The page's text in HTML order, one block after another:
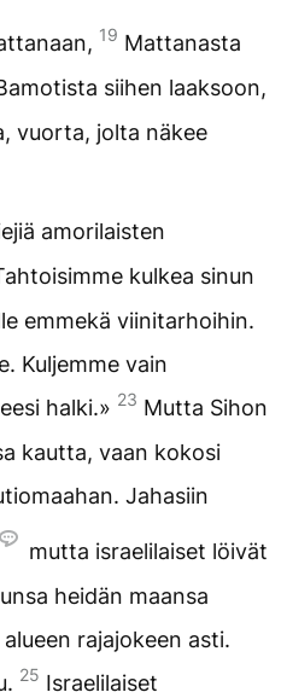
19 Mattanasta
siihen laaksoon,
vuorta, jolta näkee
amorilaisten
kulkea sinun
emmekä viinitarhoihin.
Kuljemme vain
halki.» 23 Mutta Sihon
kautta, vaan kokosi
Jahasiin
mutta israelilaiset löivät
heidän maansa
rajajokeen asti.
25 Israelilaiset